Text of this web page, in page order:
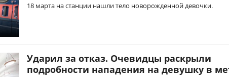
18 марта на станции нашли тело новорожденной девочки.
Ударил за отказ. Очевидцы раскрыли
подробности нападения на девушку в